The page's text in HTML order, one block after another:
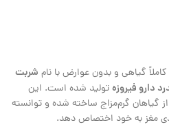
گیاهی و بدون عوارض با نام شربت
دارو فیروزهتولید شده است. این
گیاهان گرم‌مزاج ساخته شده و توانسته
مغز به خود اختصاص دهد.